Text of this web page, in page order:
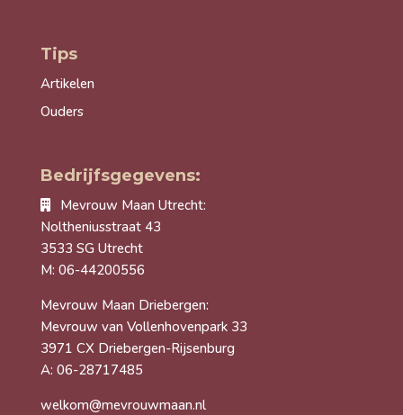
Tips
Artikelen
Ouders
Bedrijfsgegevens:
Mevrouw Maan Utrecht:
Noltheniusstraat 43
3533 SG Utrecht
M: 06-44200556
Mevrouw Maan Driebergen:
Mevrouw van Vollenhovenpark 33
3971 CX Driebergen-Rijsenburg
A: 06-28717485
welkom@mevrouwmaan.nl